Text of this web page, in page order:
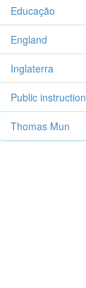
Educação
England
Inglaterra
Public instruction
Thomas Mun